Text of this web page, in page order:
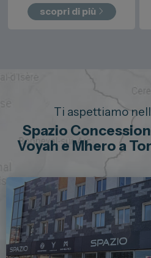
scopri di più
Ti aspettiamo
Spazio
Voyah e Mhero a